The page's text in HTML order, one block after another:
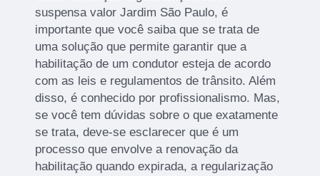
suspensa valor Jardim São Paulo, é
importante que você saiba que se trata de
uma solução que permite garantir que a
habilitação de um condutor esteja de acordo
com as leis e regulamentos de trânsito. Além
disso, é conhecido por profissionalismo. Mas,
se você tem dúvidas sobre o que exatamente
se trata, deve-se esclarecer que é um
processo que envolve a renovação da
habilitação quando expirada, a regularização